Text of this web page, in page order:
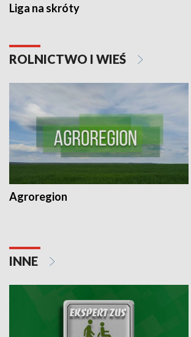
Liga na skróty
ROLNICTWO I WIEŚ
Agroregion
INNE